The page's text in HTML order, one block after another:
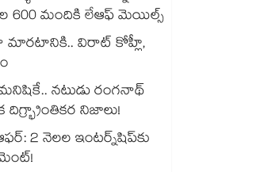
600 మందికి లేఆఫ్ మెయిల్స్
విరాట్ కోహ్లీ,
నటుడు రంగనాథ్
దిగ్భ్రాంతికర నిజాలు!
2 నెలల ఇంటర్న్‌షిప్‌కు